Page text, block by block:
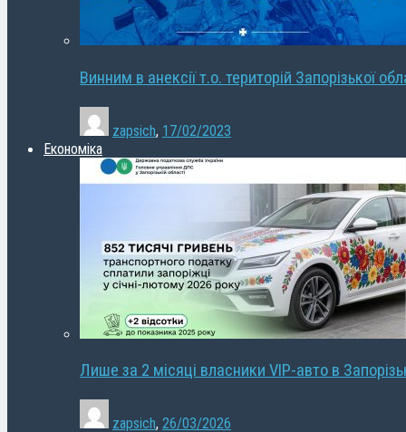
Винним в анексії т.о. територій Запорізької
zapsich, 17/02/2023
Економіка
Лише за 2 місяці власники VIP-авто в
zapsich, 26/03/2026